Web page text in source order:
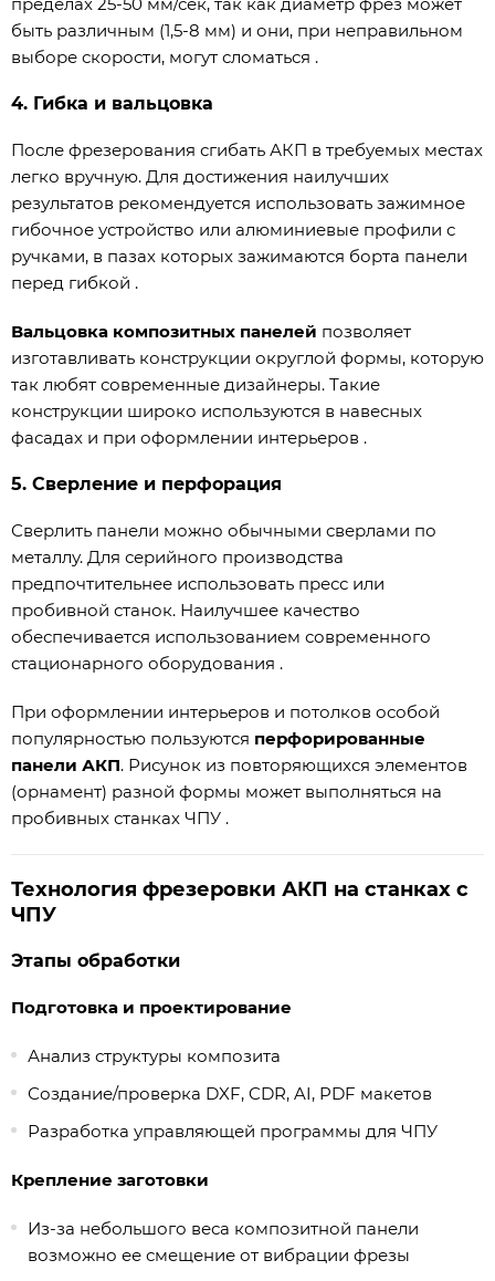
быть различным (1,5-8 мм) и они, при неправильном
выборе скорости, могут сломаться .
4. Гибка и вальцовка
После фрезерования сгибать АКП в требуемых местах
легко вручную. Для достижения наилучших
результатов рекомендуется использовать зажимное
гибочное устройство или алюминиевые профили с
ручками, в пазах которых зажимаются борта панели
перед гибкой .
Вальцовка композитных панелей позволяет
изготавливать конструкции округлой формы, которую
так любят современные дизайнеры. Такие
конструкции широко используются в навесных
фасадах и при оформлении интерьеров .
5. Сверление и перфорация
Сверлить панели можно обычными сверлами по
металлу. Для серийного производства
предпочтительнее использовать пресс или
пробивной станок. Наилучшее качество
обеспечивается использованием современного
стационарного оборудования .
При оформлении интерьеров и потолков особой
популярностью пользуются перфорированные
панели АКП. Рисунок из повторяющихся элементов
(орнамент) разной формы может выполняться на
пробивных станках ЧПУ .
Технология фрезеровки АКП на станках с
ЧПУ
Этапы обработки
Подготовка и проектирование
Анализ структуры композита
Создание/проверка DXF, CDR, AI, PDF макетов
Разработка управляющей программы для ЧПУ
Крепление заготовки
Из-за небольшого веса композитной панели
возможно ее смещение от вибрации фрезы